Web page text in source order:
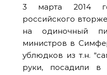
3 марта 2014
российского
на одиночный
министров в
ублюдков из т.н.
руки, посадили в